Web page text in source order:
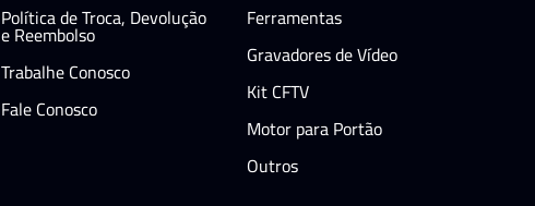
Política de Troca, Devolução
e Reembolso
Trabalhe Conosco
Fale Conosco
Ferramentas
Gravadores de Vídeo
Kit CFTV
Motor para Portão
Outros